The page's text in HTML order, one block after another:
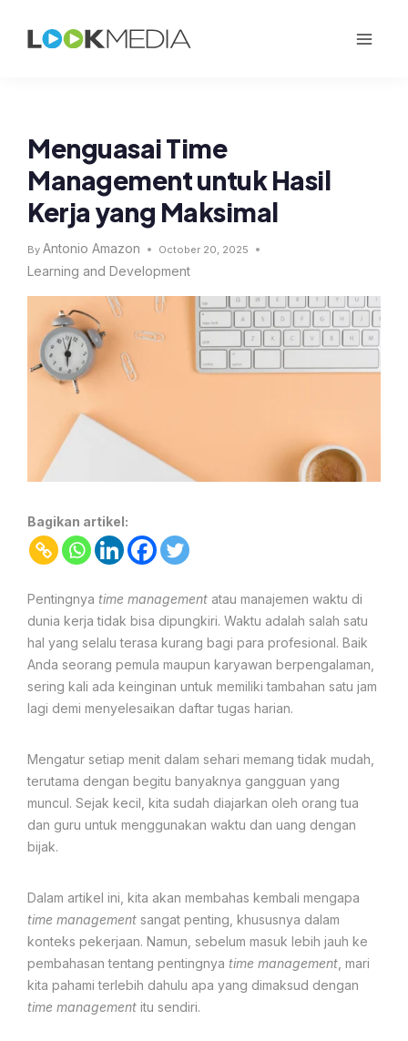
Menguasai Time
Management untuk Hasil
Kerja yang Maksimal
By Antonio Amazon October 20, 2025
Learning and Development
Bagikan artikel:
Pentingnya time management atau manajemen waktu di
dunia kerja tidak bisa dipungkiri. Waktu adalah salah satu
hal yang selalu terasa kurang bagi para profesional. Baik
Anda seorang pemula maupun karyawan berpengalaman,
sering kali ada keinginan untuk memiliki tambahan satu jam
lagi demi menyelesaikan daftar tugas harian.
Mengatur setiap menit dalam sehari memang tidak mudah,
terutama dengan begitu banyaknya gangguan yang
muncul. Sejak kecil, kita sudah diajarkan oleh orang tua
dan guru untuk menggunakan waktu dan uang dengan
bijak.
Dalam artikel ini, kita akan membahas kembali mengapa
time management sangat penting, khususnya dalam
konteks pekerjaan. Namun, sebelum masuk lebih jauh ke
pembahasan tentang pentingnya time management , mari
kita pahami terlebih dahulu apa yang dimaksud dengan
time management itu sendiri.